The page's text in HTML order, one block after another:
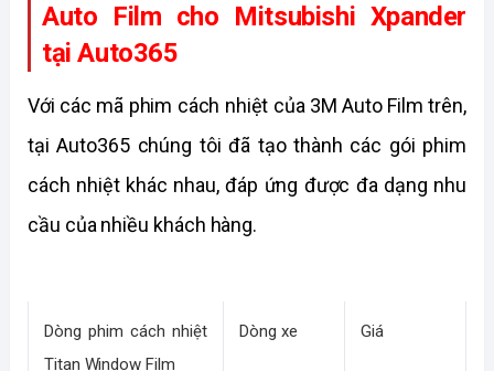
Auto Film cho Mitsubishi Xpander
tại Auto365
Với các mã phim cách nhiệt của 3M Auto Film trên,
tại Auto365 chúng tôi đã tạo thành các gói phim
cách nhiệt khác nhau, đáp ứng được đa dạng nhu
cầu của nhiều khách hàng.
Dòng phim cách nhiệt
Titan Window Film
Dòng xe Giá